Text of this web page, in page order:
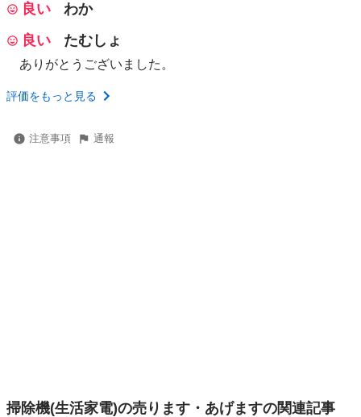
良い
わか
良い
たむしょ
ありがとうございました。
評価をもっと見る
注意事項 通報
掃除機(生活家電)の売ります・あげますの関連記事